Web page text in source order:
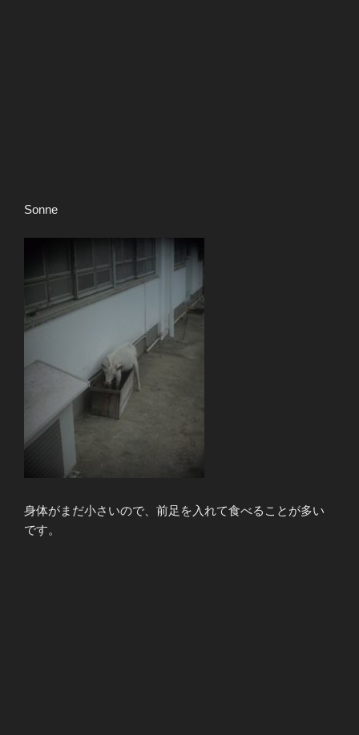
Sonne
身体がまだ小さいので、前足を入れて食べることが多い
です。